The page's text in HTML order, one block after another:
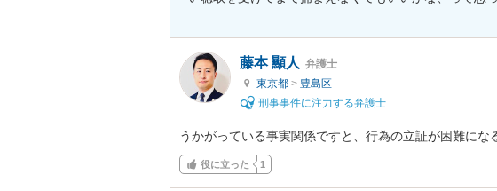
藤本 顯人 弁護士
東京都 > 豊島区
刑事事件に注力する弁護士
うかがっている事実関係ですと、行為の立証が困難にな
役に立った 1